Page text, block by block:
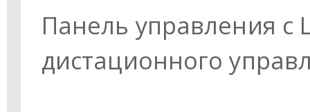
Панель управления с
дистационного